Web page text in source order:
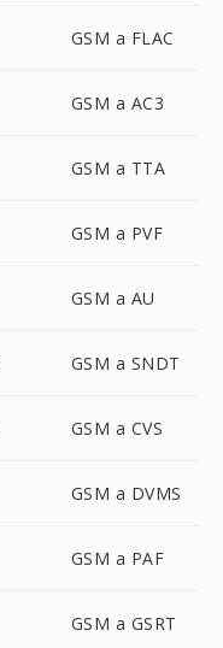
GSM a FLAC
GSM a AC3
GSM a TTA
GSM a PVF
GSM a AU
GSM a SNDT
GSM a CVS
GSM a DVMS
GSM a PAF
GSM a GSRT